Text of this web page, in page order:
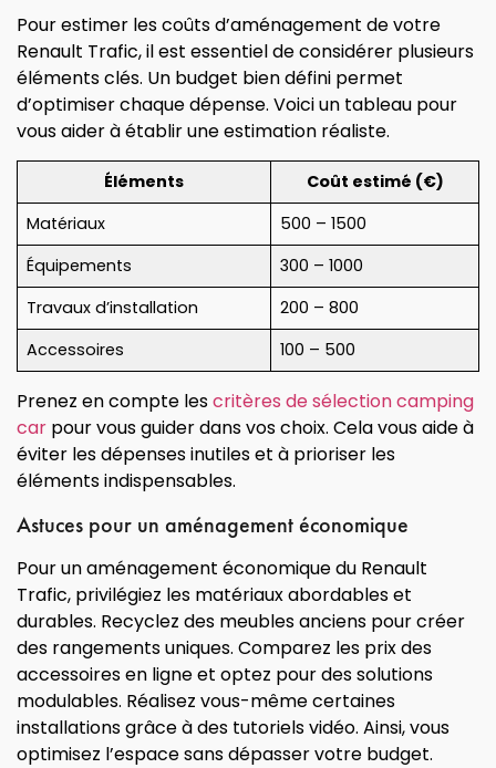
Pour estimer les coûts d’aménagement de votre
Renault Trafic, il est essentiel de considérer plusieurs
éléments clés. Un budget bien défini permet
d’optimiser chaque dépense. Voici un tableau pour
vous aider à établir une estimation réaliste.
Éléments
Coût estimé (€)
Matériaux
500 – 1500
Équipements
300 – 1000
Travaux d’installation
200 – 800
Accessoires
100 – 500
Prenez en compte lescritères de sélection camping
car pour vous guider dans vos choix. Cela vous aide à
éviter les dépenses inutiles et à prioriser les
éléments indispensables.
Astuces pour un aménagement économique
Pour un aménagement économique du Renault
Trafic, privilégiez les matériaux abordables et
durables. Recyclez des meubles anciens pour créer
des rangements uniques. Comparez les prix des
accessoires en ligne et optez pour des solutions
modulables. Réalisez vous-même certaines
installations grâce à des tutoriels vidéo. Ainsi, vous
optimisez l’espace sans dépasser votre budget.